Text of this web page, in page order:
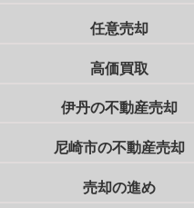
任意売却
高価買取
伊丹の不動産売却
尼崎市の不動産売却
売却の進め